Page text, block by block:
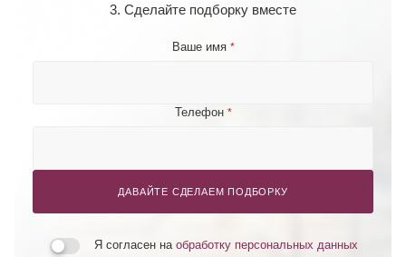
3. Сделайте подборку вместе
Ваше имя *
Телефон *
ДАВАЙТЕ СДЕЛАЕМ ПОДБОРКУ
Я согласен на обработку персональных данных